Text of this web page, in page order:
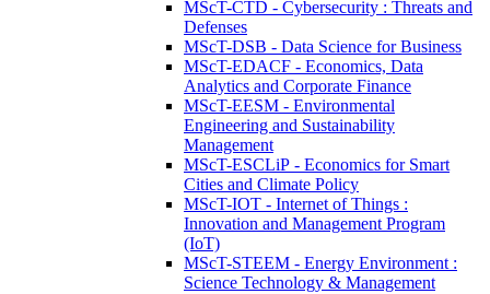
MScT-CTD - Cybersecurity : Threats and
Defenses
MScT-DSB - Data Science for Business
MScT-EDACF - Economics, Data
Analytics and Corporate Finance
MScT-EESM - Environmental
Engineering and Sustainability
Management
MScT-ESCLiP - Economics for Smart
Cities and Climate Policy
MScT-IOT - Internet of Things :
Innovation and Management Program
(IoT)
MScT-STEEM - Energy Environment :
Science Technology & Management